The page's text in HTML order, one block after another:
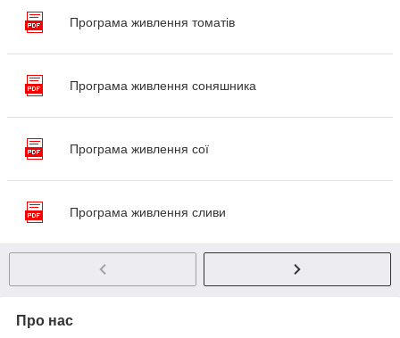
Програма живлення томатів
Програма живлення соняшника
Програма живлення сої
Програма живлення сливи
Про нас